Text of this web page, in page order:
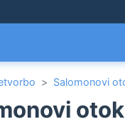
> Salomonovi